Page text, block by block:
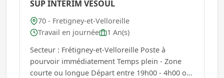
SUP INTERIM VESOUL
70 - Fretigney-et-Velloreille
Travail en journée
1 An(s)
Secteur : Frétigney-et-Velloreille Poste à
pourvoir immédiatement Temps plein - Zone
courte ou longue Départ entre 19h00 - 4h00 ou